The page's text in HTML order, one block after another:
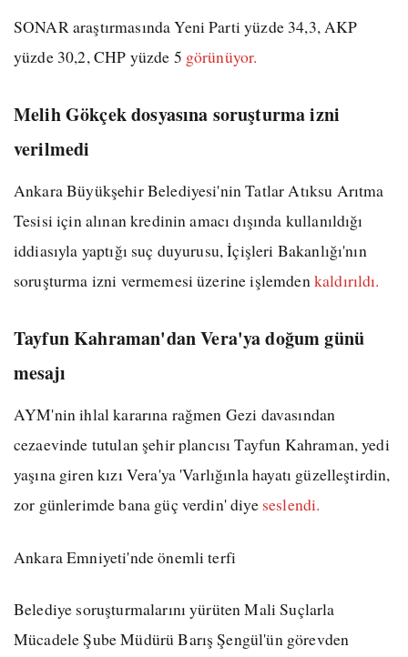
SONAR araştırmasında Yeni Parti yüzde 34,3, AKP
yüzde 30,2, CHP yüzde 5 görünüyor.
Melih Gökçek dosyasına soruşturma izni
verilmedi
Ankara Büyükşehir Belediyesi'nin Tatlar Atıksu Arıtma
Tesisi için alınan kredinin amacı dışında kullanıldığı
iddiasıyla yaptığı suç duyurusu, İçişleri Bakanlığı'nın
soruşturma izni vermemesi üzerine işlemdenkaldırıldı.
Tayfun Kahraman'dan Vera'ya doğum günü
mesajı
AYM'nin ihlal kararına rağmen Gezi davasından
cezaevinde tutulan şehir plancısı Tayfun Kahraman, yedi
yaşına giren kızı Vera'ya 'Varlığınla hayatı güzelleştirdin,
zor günlerimde bana güç verdin' diye seslendi.
Ankara Emniyeti'nde önemli terfi
Belediye soruşturmalarını yürüten Mali Suçlarla
Mücadele Şube Müdürü Barış Şengül'ün görevden